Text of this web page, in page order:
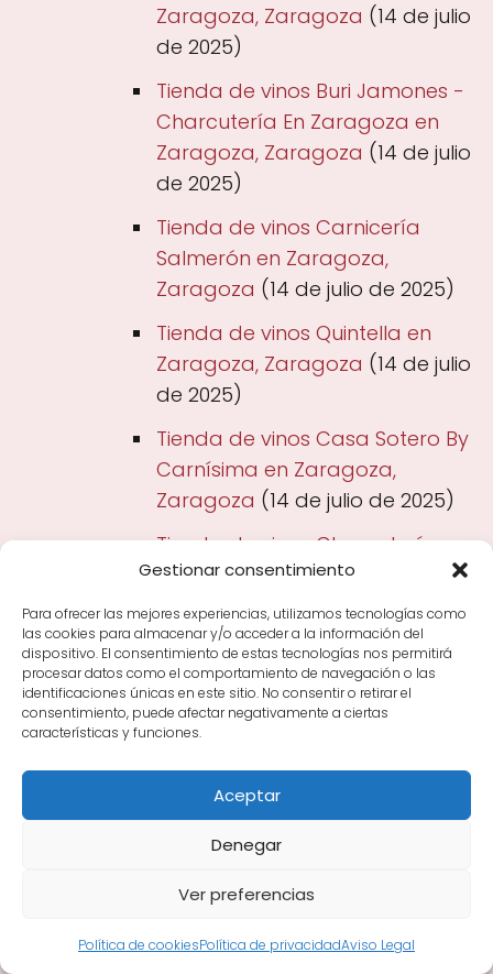
Gestionar consentimiento
Para ofrecer las mejores experiencias, utilizamos tecnologías como
las cookies para almacenar y/o acceder a la información del
dispositivo. El consentimiento de estas tecnologías nos permitirá
procesar datos como el comportamiento de navegación o las
identificaciones únicas en este sitio. No consentir o retirar el
consentimiento, puede afectar negativamente a ciertas
características y funciones.
Aceptar
Denegar
Ver preferencias
Política de cookiesPolítica de privacidadAviso Legal
Zaragoza, Zaragoza (14 de julio
de 2025)
Tienda de vinos Buri Jamones -
Charcutería En Zaragoza en
Zaragoza, Zaragoza (14 de julio
de 2025)
Tienda de vinos Carnicería
Salmerón en Zaragoza,
Zaragoza (14 de julio de 2025)
Tienda de vinos Quintella en
Zaragoza, Zaragoza (14 de julio
de 2025)
Tienda de vinos Casa Sotero By
Carnísima en Zaragoza,
Zaragoza (14 de julio de 2025)
Tienda de vinos Charcutería
C&c en Zaragoza, Zaragoza
(14
de julio de 2025)
Tienda de vinos Sabor A España
en Zaragoza, Zaragoza (14 de
julio de 2025)
Zaragoza, Zaragoza
de 2025)
Tienda de vinos "kako" Gourmet
en Zaragoza, Zaragoza